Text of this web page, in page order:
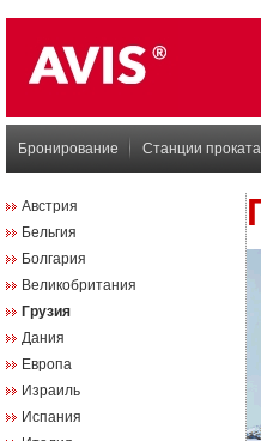
Бронирование Станции проката
Австрия
Бельгия
Болгария
Великобритания
Грузия
Дания
Европа
Израиль
Испания